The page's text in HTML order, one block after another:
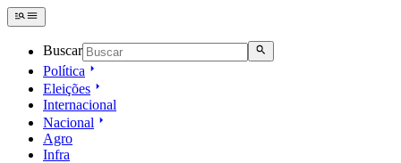
Buscar
Política
Eleições
Internacional
Nacional
Agro
Infra